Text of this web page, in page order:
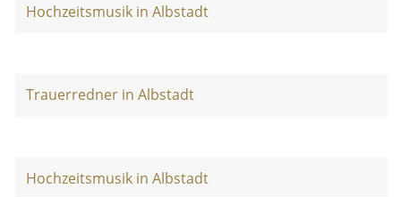
Hochzeitsmusik in Albstadt
Trauerredner in Albstadt
Hochzeitsmusik in Albstadt